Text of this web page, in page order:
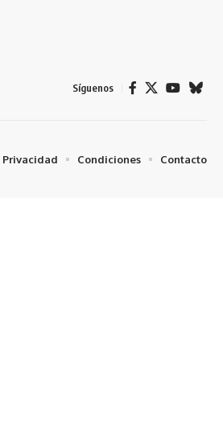
Síguenos
Privacidad Condiciones Contacto